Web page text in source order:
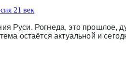
21 век
Руси. Рогнеда, это прошлое,
остаётся актуальной и